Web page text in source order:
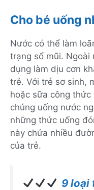
Cho bé uống
Nước có thể làm
trạng sổ mũi. Ngoài
dụng làm dịu cơn
trẻ. Với trẻ sơ sinh,
hoặc sữa công
chúng uống nước
những thức uống
này chứa nhiều
của trẻ.
9 loại